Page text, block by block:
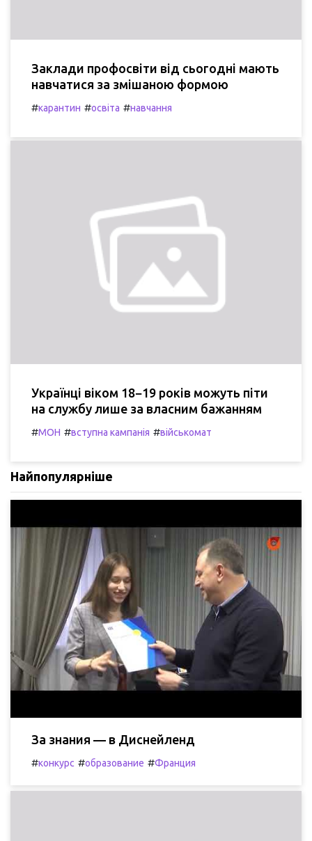
Заклади профосвіти від сьогодні мають
навчатися за змішаною формою
#карантин #освіта #навчання
Українці віком 18−19 років можуть піти
на службу лише за власним бажанням
#МОН #вступна кампанія #військомат
Найпопулярніше
За знания — в Диснейленд
#конкурс #образование #Франция